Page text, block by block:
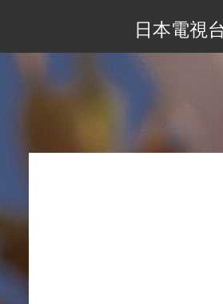
日本電視